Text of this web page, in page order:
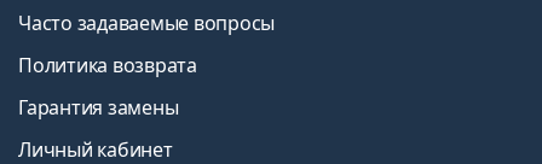
Часто задаваемые вопросы
Политика возврата
Гарантия замены
Личный кабинет